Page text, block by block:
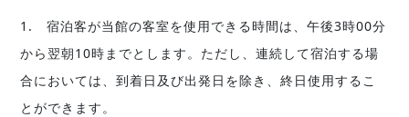
1. 宿泊客が当館の客室を使用できる時間は、午後3時00分
から翌朝10時までとします。ただし、連続して宿泊する場
合においては、到着日及び出発日を除き、終日使用するこ
とができます。